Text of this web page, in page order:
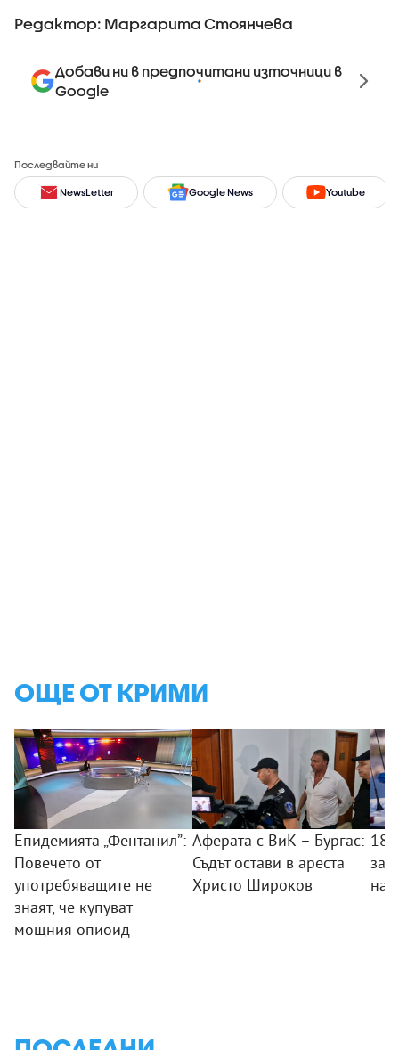
Редактор: Маргарита Стоянчева
Добави ни в предпочитани източници в
Google
Последвайте ни
NewsLetter Google News Youtube
ОЩЕ ОТ КРИМИ
Епидемията „Фентанил”:
Повечето от
употребяващите не
знаят, че купуват
мощния опиоид
Аферата с ВиК – Бургас:
Съдът остави в ареста
Христо Широков
18-
на